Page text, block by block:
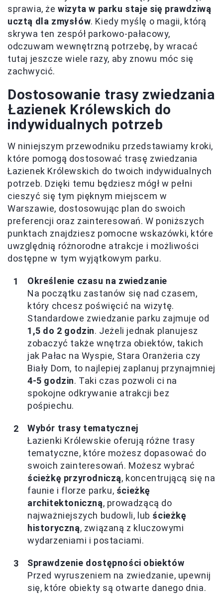
sprawia, żewizyta w parku staje się prawdziwą
ucztą dla zmysłów. Kiedy myślę o magii, którą
skrywa ten zespół parkowo-pałacowy,
odczuwam wewnętrzną potrzebę, by wracać
tutaj jeszcze wiele razy, aby znowu móc się
zachwycić.
Dostosowanie trasy zwiedzania
Łazienek Królewskich do
indywidualnych potrzeb
W niniejszym przewodniku przedstawiamy kroki,
które pomogą dostosować trasę zwiedzania
Łazienek Królewskich do twoich indywidualnych
potrzeb. Dzięki temu będziesz mógł w pełni
cieszyć się tym pięknym miejscem w
Warszawie, dostosowując plan do swoich
preferencji oraz zainteresowań. W poniższych
punktach znajdziesz pomocne wskazówki, które
uwzględnią różnorodne atrakcje i możliwości
dostępne w tym wyjątkowym parku.
Określenie czasu na zwiedzanie
Na początku zastanów się nad czasem,
który chcesz poświęcić na wizytę.
Standardowe zwiedzanie parku zajmuje od
1,5 do 2 godzin. Jeżeli jednak planujesz
zobaczyć także wnętrza obiektów, takich
jak Pałac na Wyspie, Stara Oranżeria czy
Biały Dom, to najlepiej zaplanuj przynajmniej
4-5 godzin. Taki czas pozwoli ci na
spokojne odkrywanie atrakcji bez
pośpiechu.
Wybór trasy tematycznej
Łazienki Królewskie oferują różne trasy
tematyczne, które możesz dopasować do
swoich zainteresowań. Możesz wybrać
ścieżkę przyrodniczą, koncentrującą się na
faunie i florze parku, ścieżkę
architektoniczną, prowadzącą do
najważniejszych budowli, lub ścieżkę
historyczną, związaną z kluczowymi
wydarzeniami i postaciami.
Sprawdzenie dostępności obiektów
Przed wyruszeniem na zwiedzanie, upewnij
się, które obiekty są otwarte danego dnia.